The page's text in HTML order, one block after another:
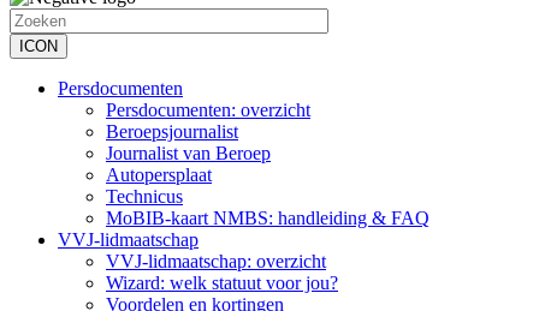
Hoofdnavigatie
Persdocumenten
Persdocumenten: overzicht
Beroepsjournalist
Journalist van Beroep
Autopersplaat
Technicus
MoBIB-kaart NMBS: handleiding & FAQ
VVJ-lidmaatschap
VVJ-lidmaatschap: overzicht
Wizard: welk statuut voor jou?
Voordelen en kortingen